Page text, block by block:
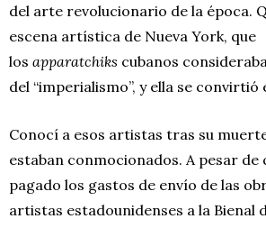
del arte revolucionario de la época.
escena artística de Nueva York, que
los apparatchiks cubanos
del “imperialismo”, y ella se
Conocí a esos artistas tras su
estaban conmocionados. A pesar de
pagado los gastos de envío de las
artistas estadounidenses a la Bienal